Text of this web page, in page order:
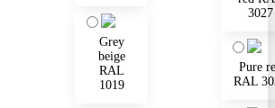
Grey
beige
RAL
1019
3027
Pure
RAL